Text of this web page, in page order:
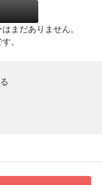
まだありません。
。